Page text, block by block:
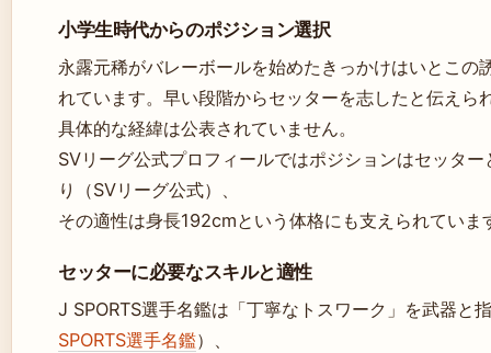
小学生時代からのポジション選択
永露元稀がバレーボールを始めたきっかけはいとこの
れています。早い段階からセッターを志したと伝えら
具体的な経緯は公表されていません。
SVリーグ公式プロフィールではポジションはセッタ
り（SVリーグ公式）、
その適性は身長192cmという体格にも支えられていま
セッターに必要なスキルと適性
J SPORTS選手名鑑は「丁寧なトスワーク」を武器と
SPORTS選手名鑑）、